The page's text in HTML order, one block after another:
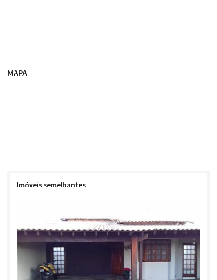
MAPA
Imóveis semelhantes